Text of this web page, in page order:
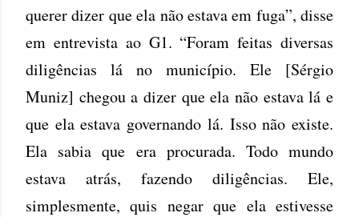
querer dizer que ela não estava em fuga”, disse
em entrevista ao G1. “Foram feitas diversas
diligências lá no município. Ele [Sérgio
Muniz] chegou a dizer que ela não estava lá e
que ela estava governando lá. Isso não existe.
Ela sabia que era procurada. Todo mundo
estava atrás, fazendo diligências. Ele,
simplesmente, quis negar que ela estivesse